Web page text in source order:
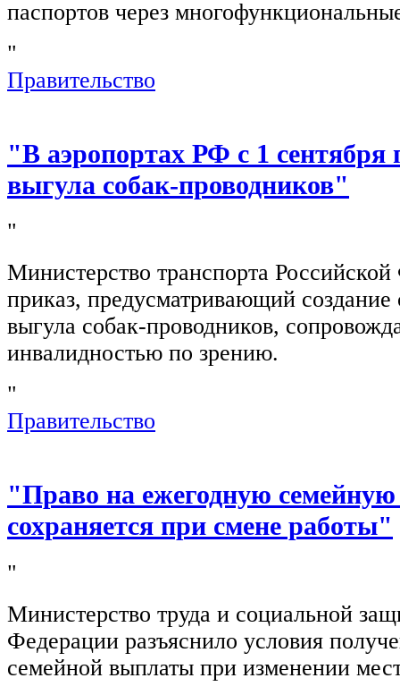
паспортов через
"
Правительство
"В аэропортах РФ с 1 сентября
выгула собак-проводников"
"
Министерство транспорта
приказ, предусматривающий создание
выгула собак-проводников,
инвалидностью по зрению.
"
Правительство
"Право на ежегодную
сохраняется при смене работы"
"
Министерство труда и социальной
Федерации разъяснило условия
семейной выплаты при изменении